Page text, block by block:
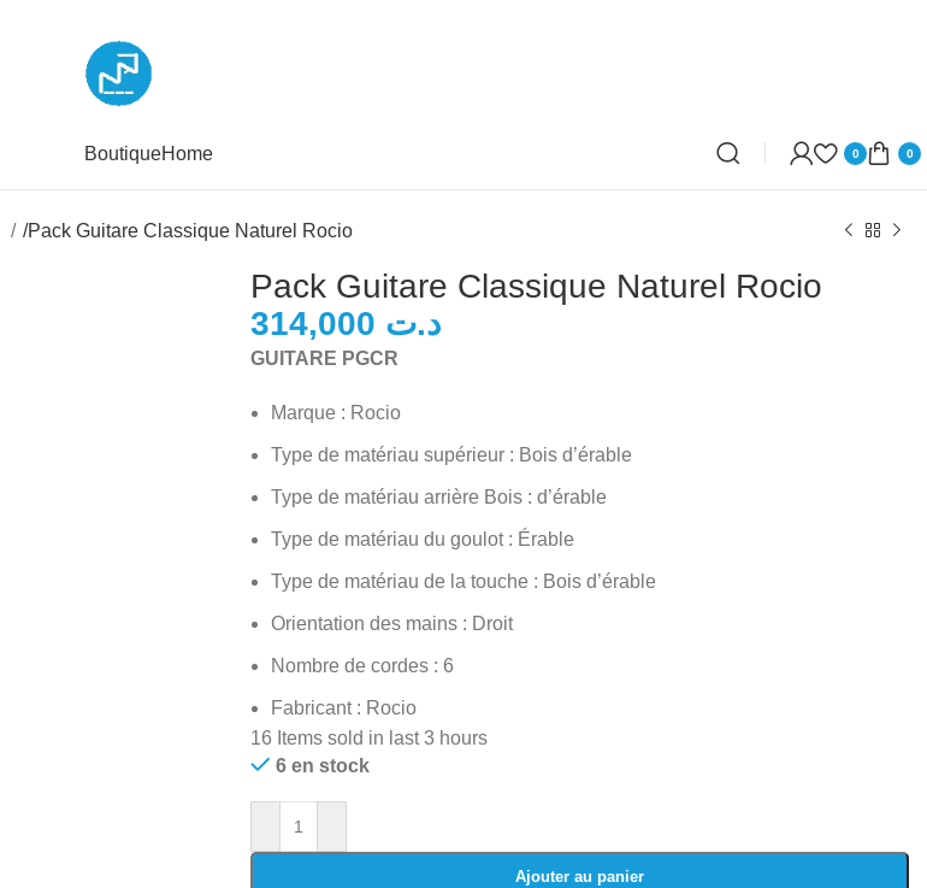
BoutiqueHome 0 0
/Pack Guitare Classique Naturel Rocio
Pack Guitare Classique Naturel Rocio
د.ت
GUITARE PGCR
Marque : Rocio
Type de matériau supérieur : Bois d’érable
Type de matériau arrière Bois : d’érable
Type de matériau du goulot : Érable
Type de matériau de la touche : Bois d’érable
Orientation des mains : Droit
Nombre de cordes : 6
Fabricant : Rocio
16 Items sold in last 3 hours
6 en stock
Ajouter au panier